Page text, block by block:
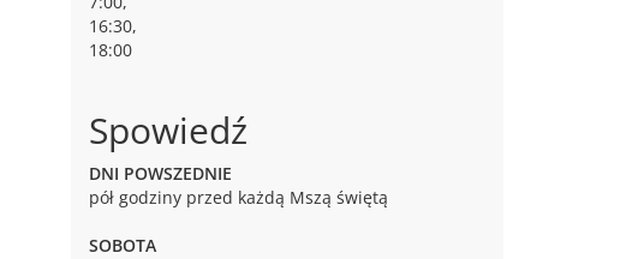
16:30,
18:00
Spowiedź
DNI POWSZEDNIE
pół godziny przed każdą Mszą świętą
SOBOTA